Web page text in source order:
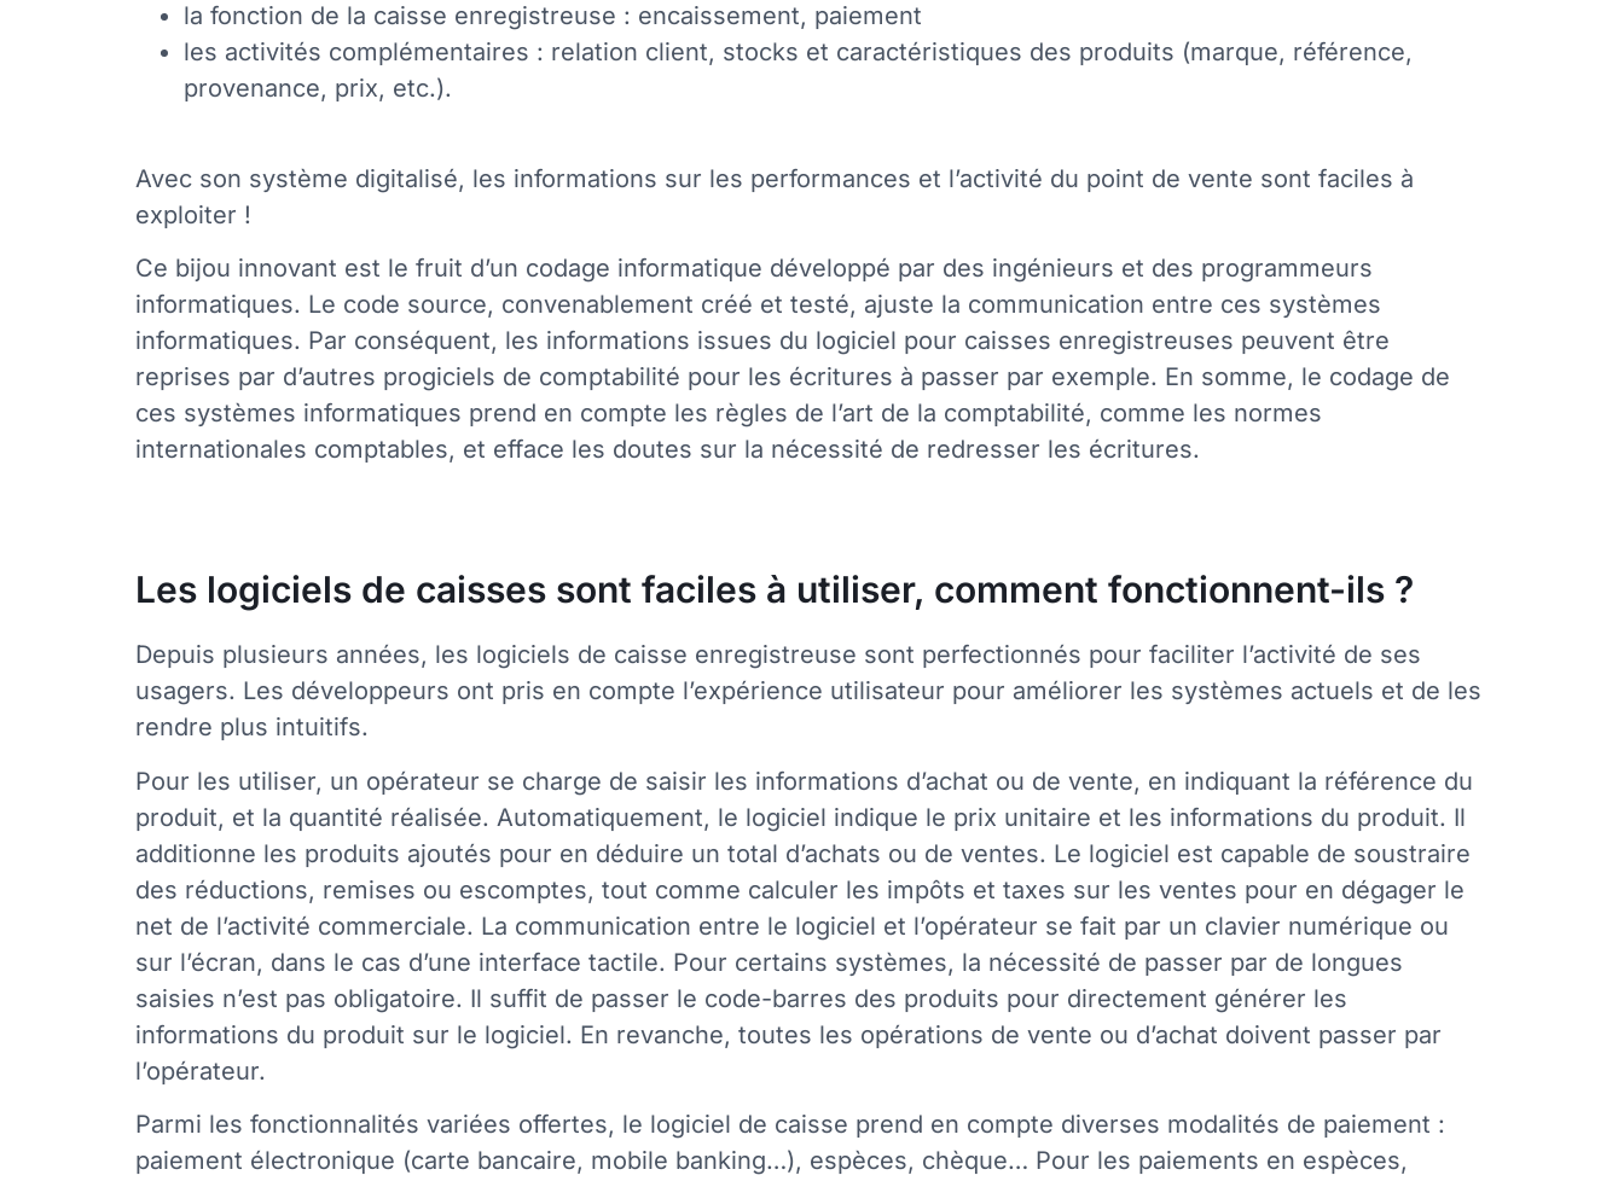
la fonction de la caisse enregistreuse : encaissement, paiement
les activités complémentaires : relation client, stocks et caractéristiques des produits (marque, référence,
provenance, prix, etc.).
Avec son système digitalisé, les informations sur les performances et l’activité du point de vente sont faciles à
exploiter !
Ce bijou innovant est le fruit d’un codage informatique développé par des ingénieurs et des programmeurs
informatiques. Le code source, convenablement créé et testé, ajuste la communication entre ces systèmes
informatiques. Par conséquent, les informations issues du logiciel pour caisses enregistreuses peuvent être
reprises par d’autres progiciels de comptabilité pour les écritures à passer par exemple. En somme, le codage de
ces systèmes informatiques prend en compte les règles de l’art de la comptabilité, comme les normes
internationales comptables, et efface les doutes sur la nécessité de redresser les écritures.
Les logiciels de caisses sont faciles à utiliser, comment fonctionnent-ils ?
Depuis plusieurs années, les logiciels de caisse enregistreuse sont perfectionnés pour faciliter l’activité de ses
usagers. Les développeurs ont pris en compte l’expérience utilisateur pour améliorer les systèmes actuels et de les
rendre plus intuitifs.
Pour les utiliser, un opérateur se charge de saisir les informations d’achat ou de vente, en indiquant la référence du
produit, et la quantité réalisée. Automatiquement, le logiciel indique le prix unitaire et les informations du produit. Il
additionne les produits ajoutés pour en déduire un total d’achats ou de ventes. Le logiciel est capable de soustraire
des réductions, remises ou escomptes, tout comme calculer les impôts et taxes sur les ventes pour en dégager le
net de l’activité commerciale. La communication entre le logiciel et l’opérateur se fait par un clavier numérique ou
sur l’écran, dans le cas d’une interface tactile. Pour certains systèmes, la nécessité de passer par de longues
saisies n’est pas obligatoire. Il suffit de passer le code-barres des produits pour directement générer les
informations du produit sur le logiciel. En revanche, toutes les opérations de vente ou d’achat doivent passer par
l’opérateur.
Parmi les fonctionnalités variées offertes, le logiciel de caisse prend en compte diverses modalités de paiement :
paiement électronique (carte bancaire, mobile banking…), espèces, chèque… Pour les paiements en espèces,